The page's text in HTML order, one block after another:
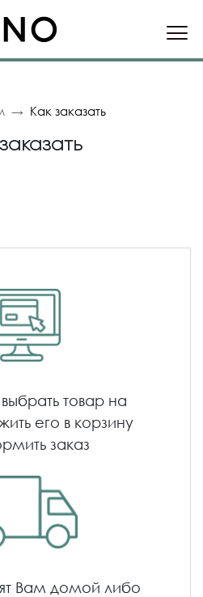
Как заказать
товар на
его в корзину
заказ
Вам домой либо